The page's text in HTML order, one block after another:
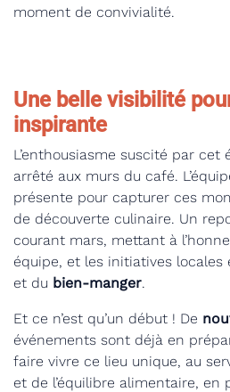
moment de convivialité.
Une belle visibilité
inspirante
L’enthousiasme suscité par cet
arrêté aux murs du café.
présente pour capturer ces
de découverte culinaire. Un
courant mars, mettant à
équipe, et les initiatives locales
et du bien-manger.
Et ce n’est qu’un début ! De
événements sont déjà en
faire vivre ce lieu unique, au
et de l’équilibre alimentaire, en